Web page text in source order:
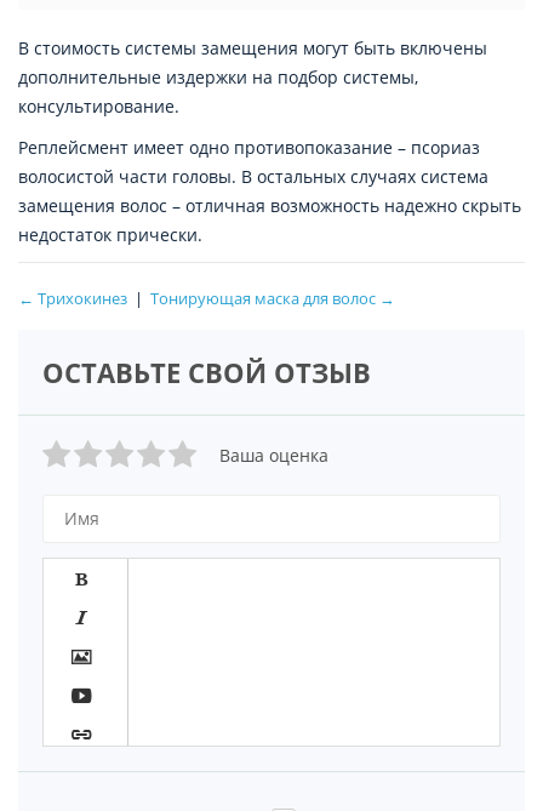
В стоимость системы замещения могут быть включены
дополнительные издержки на подбор системы,
консультирование.
Реплейсмент имеет одно противопоказание – псориаз
волосистой части головы. В остальных случаях система
замещения волос – отличная возможность надежно скрыть
недостаток прически.
← Трихокинез | Тонирующая маска для волос →
ОСТАВЬТЕ СВОЙ ОТЗЫВ
Ваша оценка






